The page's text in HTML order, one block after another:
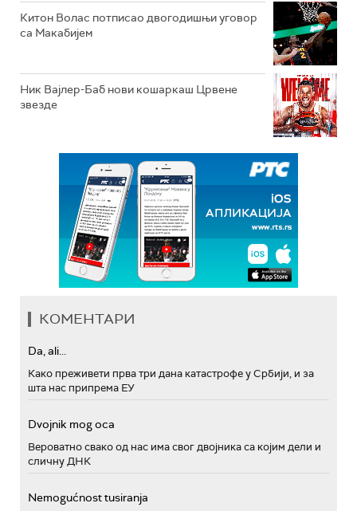
Китон Волас потписао двогодишњи уговор
са Макабијем
Ник Вајлер-Баб нови кошаркаш Црвене
звезде
КОМЕНТАРИ
Da, ali...
Како преживети прва три дана катастрофе у Србији, и за
шта нас припрема ЕУ
Dvojnik mog oca
Вероватно свако од нас има свог двојника са којим дели и
сличну ДНК
Nemogućnost tusiranja